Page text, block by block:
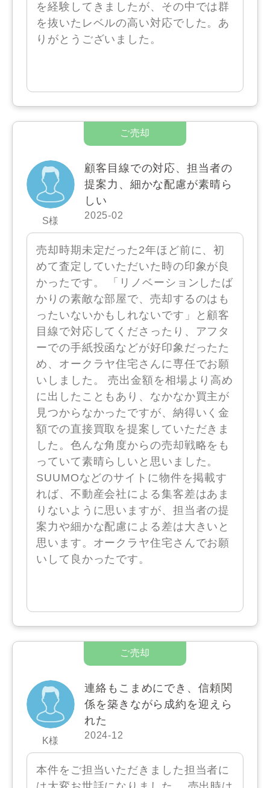
を経験してきましたが、その中では群
を抜いたレベルの高い対応でした。あ
りがとうございました。
S様
顧客目線での対応、担当者の
提案力、細かな配慮が素晴ら
しい
2025-02
売却時期未定だった2年ほど前に、初
めて査定していただいた時の印象が良
かったです。 「リノベーションしたば
かりの素敵な部屋で、売却するのはも
ったいないかもしれないです」と顧客
目線で対応してくださったり、アフタ
ーでの手紙投函などが好印象だったた
め、オークラヤ住宅さんに専任でお願
いしました。 売出金額を相場より高め
に出したこともあり、なかなか買主が
見つからなかったですが、納得いく金
額での直接買取を提案していただきま
した。色んな角度からの売却戦略をも
っていて素晴らしいと思いました。
SUUMOなどのサイトに物件を掲載す
れば、不動産会社による集客差はあま
りないように思いますが、担当者の提
案力や細かな配慮による差は大きいと
思います。オークラヤ住宅さんでお願
いして良かったです。
K様
連絡もこまめにでき、信頼関
係を築きながら成約を迎えら
れた
2024-12
本件をご担当いただきました担当者に